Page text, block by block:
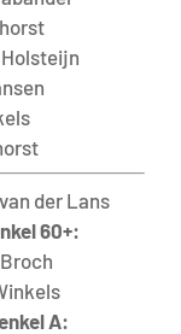
Holsteijn
der Lans
60+:
A: